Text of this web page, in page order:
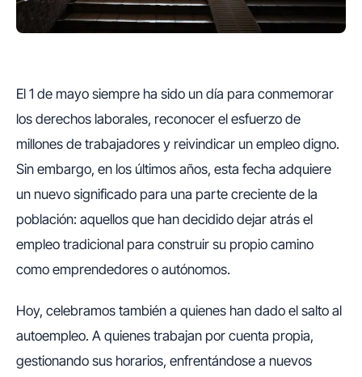
El 1 de mayo siempre ha sido un día para conmemorar
los derechos laborales, reconocer el esfuerzo de
millones de trabajadores y reivindicar un empleo digno.
Sin embargo, en los últimos años, esta fecha adquiere
un nuevo significado para una parte creciente de la
población: aquellos que han decidido dejar atrás el
empleo tradicional para construir su propio camino
como emprendedores o autónomos.
Hoy, celebramos también a quienes han dado el salto al
autoempleo. A quienes trabajan por cuenta propia,
gestionando sus horarios, enfrentándose a nuevos